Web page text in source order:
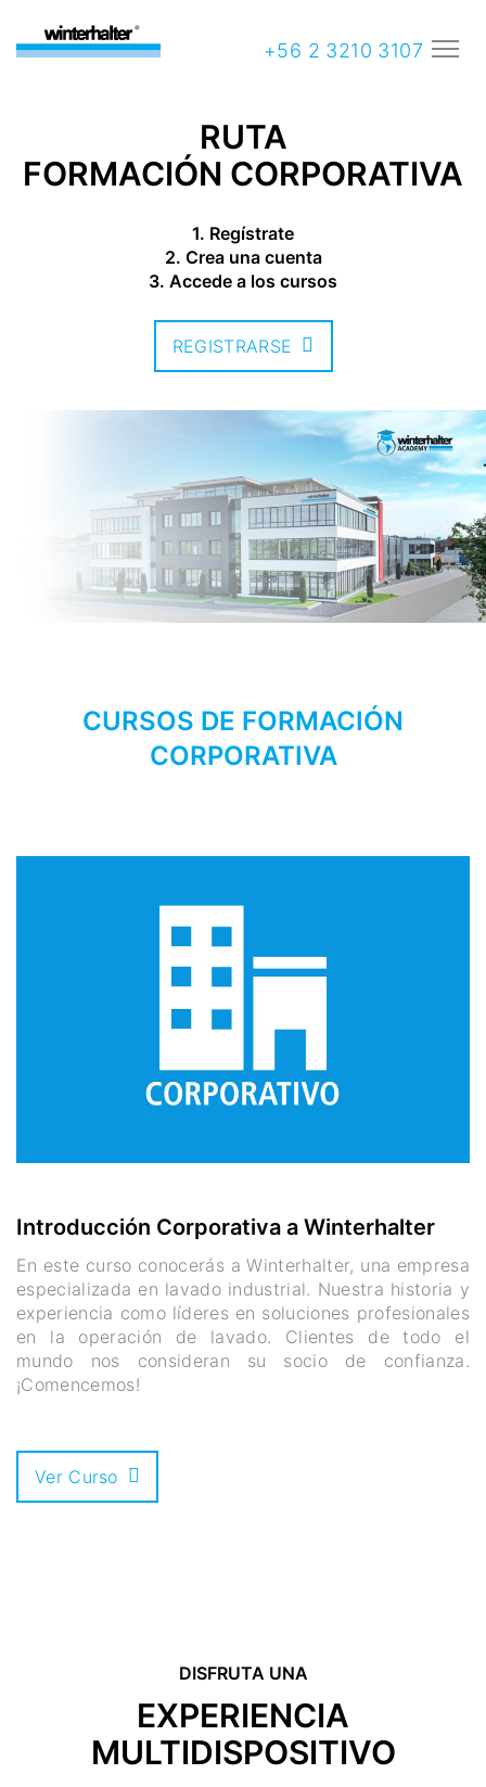
+56 2 3210 3107
RUTA
FORMACIÓN CORPORATIVA
1. Regístrate
2. Crea una cuenta
3. Accede a los cursos
REGISTRARSE
CURSOS DE FORMACIÓN
CORPORATIVA
Introducción Corporativa a Winterhalter
En este curso conocerás a Winterhalter, una empresa
especializada en lavado industrial. Nuestra historia y
experiencia como líderes en soluciones profesionales
en la operación de lavado. Clientes de todo el
mundo nos consideran su socio de confianza.
¡Comencemos!
Ver Curso
DISFRUTA UNA
EXPERIENCIA
MULTIDISPOSITIVO